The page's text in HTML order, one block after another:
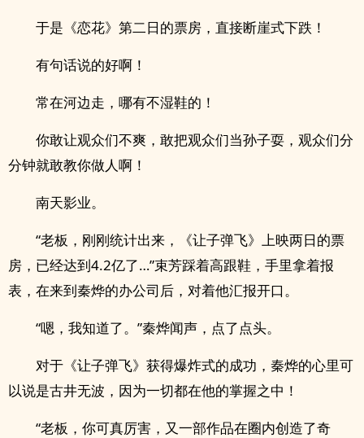
于是《恋花》第二日的票房，直接断崖式下跌！
有句话说的好啊！
常在河边走，哪有不湿鞋的！
你敢让观众们不爽，敢把观众们当孙子耍，观众们分
分钟就敢教你做人啊！
南天影业。
“老板，刚刚统计出来，《让子弹飞》上映两日的票
房，已经达到4.2亿了…”束芳踩着高跟鞋，手里拿着报
表，在来到秦烨的办公司后，对着他汇报开口。
“嗯，我知道了。”秦烨闻声，点了点头。
对于《让子弹飞》获得爆炸式的成功，秦烨的心里可
以说是古井无波，因为一切都在他的掌握之中！
“老板，你可真厉害，又一部作品在圈内创造了奇